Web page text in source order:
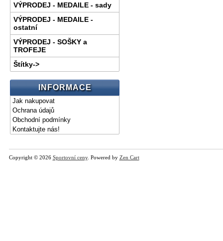
VÝPRODEJ - MEDAILE - sady
VÝPRODEJ - MEDAILE -
ostatní
VÝPRODEJ - SOŠKY a
TROFEJE
Štítky->
INFORMACE
Jak nakupovat
Ochrana údajů
Obchodní podmínky
Kontaktujte nás!
Copyright © 2026 Sportovní ceny. Powered by Zen Cart